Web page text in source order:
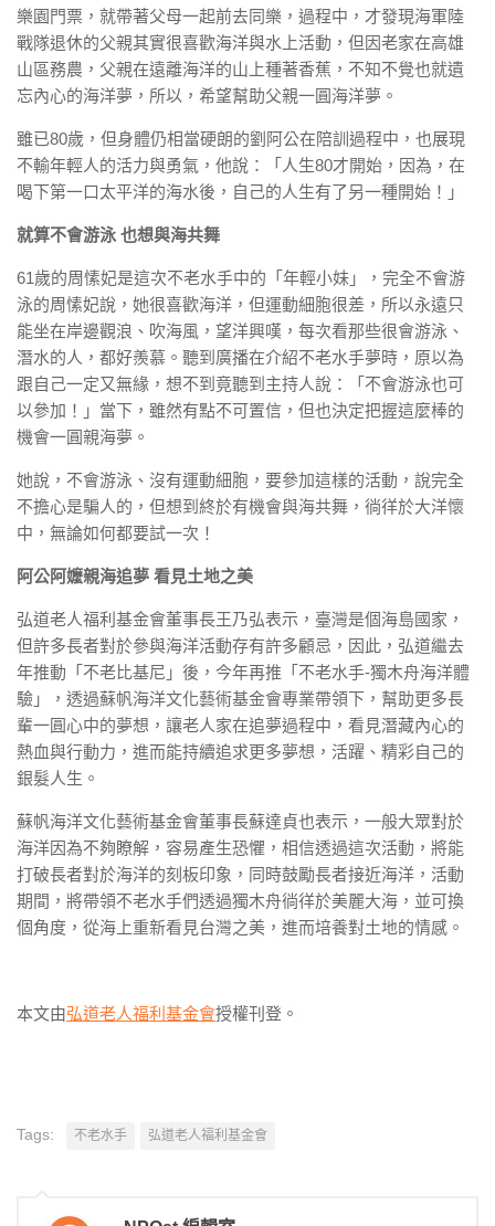
樂園門票，就帶著父母一起前去同樂，過程中，才發現海軍陸
戰隊退休的父親其實很喜歡海洋與水上活動，但因老家在高雄
山區務農，父親在遠離海洋的山上種著香蕉，不知不覺也就遺
忘內心的海洋夢，所以，希望幫助父親一圓海洋夢。
雖已80歲，但身體仍相當硬朗的劉阿公在陪訓過程中，也展現
不輸年輕人的活力與勇氣，他說：「人生80才開始，因為，在
喝下第一口太平洋的海水後，自己的人生有了另一種開始！」
就算不會游泳 也想與海共舞
61歲的周愫妃是這次不老水手中的「年輕小妹」，完全不會游
泳的周愫妃說，她很喜歡海洋，但運動細胞很差，所以永遠只
能坐在岸邊觀浪、吹海風，望洋興嘆，每次看那些很會游泳、
潛水的人，都好羨慕。聽到廣播在介紹不老水手夢時，原以為
跟自己一定又無緣，想不到竟聽到主持人說：「不會游泳也可
以參加！」當下，雖然有點不可置信，但也決定把握這麼棒的
機會一圓親海夢。
她說，不會游泳、沒有運動細胞，要參加這樣的活動，說完全
不擔心是騙人的，但想到終於有機會與海共舞，徜徉於大洋懷
中，無論如何都要試一次！
阿公阿嬤親海追夢 看見土地之美
弘道老人福利基金會董事長王乃弘表示，臺灣是個海島國家，
但許多長者對於參與海洋活動存有許多顧忌，因此，弘道繼去
年推動「不老比基尼」後，今年再推「不老水手-獨木舟海洋體
驗」，透過蘇帆海洋文化藝術基金會專業帶領下，幫助更多長
輩一圓心中的夢想，讓老人家在追夢過程中，看見潛藏內心的
熱血與行動力，進而能持續追求更多夢想，活躍、精彩自己的
銀髮人生。
蘇帆海洋文化藝術基金會董事長蘇達貞也表示，一般大眾對於
海洋因為不夠瞭解，容易產生恐懼，相信透過這次活動，將能
打破長者對於海洋的刻板印象，同時鼓勵長者接近海洋，活動
期間，將帶領不老水手們透過獨木舟徜徉於美麗大海，並可換
個角度，從海上重新看見台灣之美，進而培養對土地的情感。
本文由弘道老人福利基金會授權刊登。
Tags: 不老水手 弘道老人福利基金會